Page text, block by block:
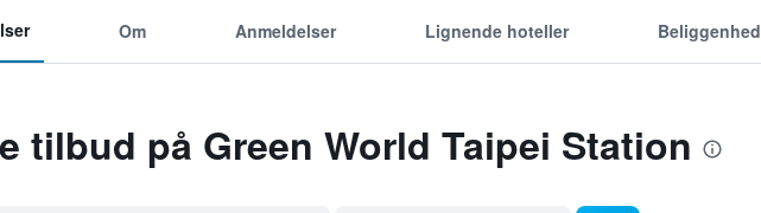
Om Anmeldelser Lignende hoteller Beliggenhed
tilbud på Green World Taipei Station